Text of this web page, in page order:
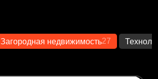
Загородная недвижимость27